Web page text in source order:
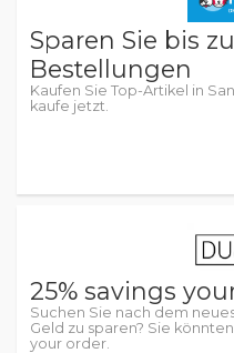
Sparen Sie bis
Bestellungen
Kaufen Sie Top-Artikel in
kaufe jetzt.
25% savings
Suchen Sie nach dem
Geld zu sparen? Sie
your order.